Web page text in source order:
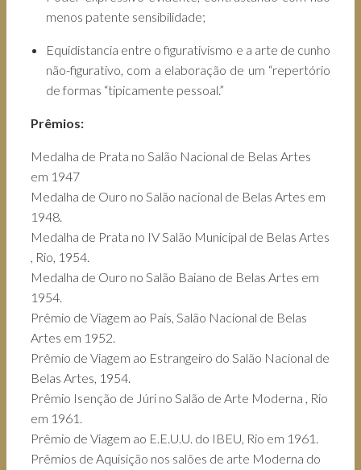
menos patente sensibilidade;
Equidistancia entre o figurativismo e a arte de cunho
não-figurativo, com a elaboração de um “repertório
de formas “tipicamente pessoal.”
Prêmios:
Medalha de Prata no Salão Nacional de Belas Artes
em 1947
Medalha de Ouro no Salão nacional de Belas Artes em
1948.
Medalha de Prata no IV Salão Municipal de Belas Artes
, Rio, 1954.
Medalha de Ouro no Salão Baiano de Belas Artes em
1954.
Prêmio de Viagem ao País, Salão Nacional de Belas
Artes em 1952.
Prêmio de Viagem ao Estrangeiro do Salão Nacional de
Belas Artes, 1954.
Prêmio Isenção de Júri no Salão de Arte Moderna , Rio
em 1961.
Prêmio de Viagem ao E.E.U.U. do IBEU, Rio em 1961.
Prêmios de Aquisição nos salões de arte Moderna do